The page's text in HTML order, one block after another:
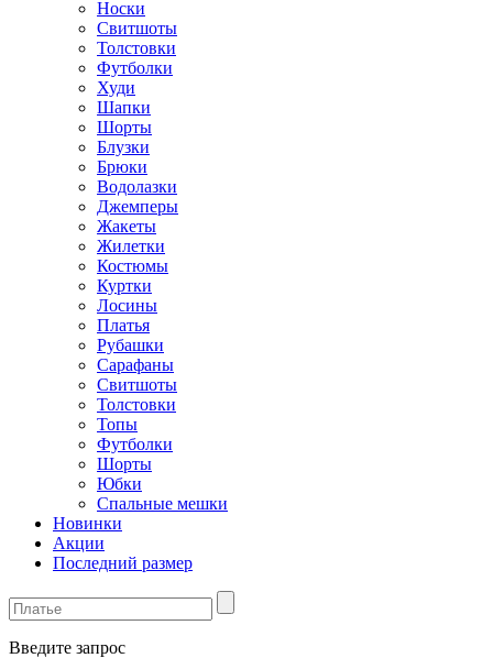
Носки
Свитшоты
Толстовки
Футболки
Худи
Шапки
Шорты
Блузки
Брюки
Водолазки
Джемперы
Жакеты
Жилетки
Костюмы
Куртки
Лосины
Платья
Рубашки
Сарафаны
Свитшоты
Толстовки
Топы
Футболки
Шорты
Юбки
Спальные мешки
Новинки
Акции
Последний размер
Введите запрос